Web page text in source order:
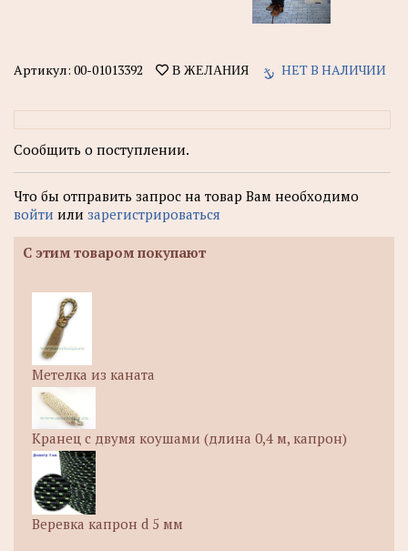
Артикул: 00-01013392 В ЖЕЛАНИЯ НЕТ В НАЛИЧИИ
Сообщить о поступлении.
Что бы отправить запрос на товар Вам необходимо
войти или зарегистрироваться
С этим товаром покупают
Метелка из каната
Кранец с двумя коушами (длина 0,4 м, капрон)
Веревка капрон d 5 мм